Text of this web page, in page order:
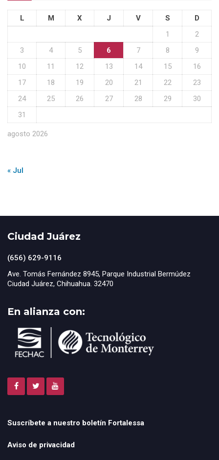
agosto 2026
L M X J V S
D
1
2
3
4 5 6 7 8
9
10
11 12 13 14 15
16
17
18 19 20 21 22
23
24
25 26 27 28 29
30
31
« Jul
Ciudad Juárez
(656) 629-9116
Ave. Tomás Fernández 8945, Parque Industrial Bermúdez
Ciudad Juárez, Chihuahua. 32470
En alianza con:
Suscríbete a nuestro boletín Fortalessa
Aviso de privacidad